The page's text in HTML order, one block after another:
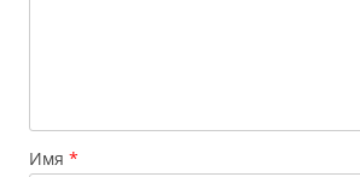
Имя *